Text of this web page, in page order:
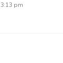
pm